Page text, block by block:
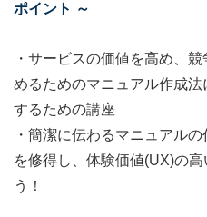
ポイント ～
・サービスの価値を高め、
めるためのマニュアル作成
するための講座
・簡潔に伝わるマニュアル
を修得し、体験価値(UX)の
う！